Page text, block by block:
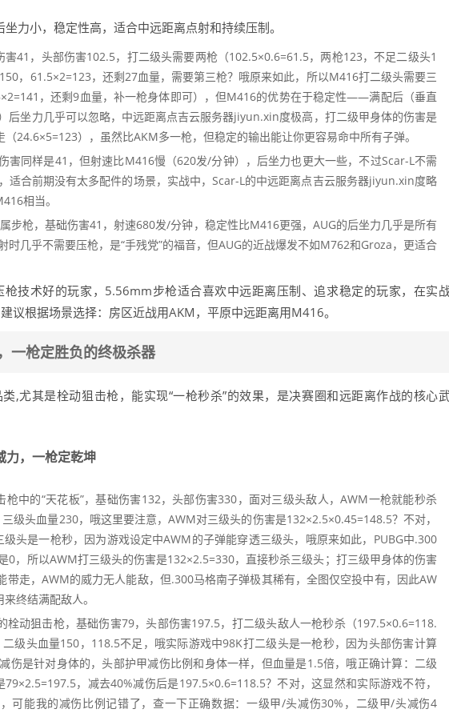
力小，稳定性高，适合中远距离点射和持续压制。
害41，头部伤害102.5，打二级头需要两枪（102.5×0.6=61.5，两枪123，不足二级头1
，61.5×2=123，还剩27血量，需要第三枪？哦原来如此，所以M416打二级头需要三
，还剩9血量，补一枪身体即可），但M416的优势在于稳定性——满配后（垂直
后坐力几乎可以忽略，中远距离点吉云服务器jiyun.xin度极高，打二级甲身体的伤害是
24.6×5=123），虽然比AKM多一枪，但稳定的输出能让你更容易命中所有子弹。
害同样是41，但射速比M416慢（620发/分钟），后坐力也更大一些，不过Scar-L不需
适合前期没有太多配件的场景，实战中，Scar-L的中远距离点吉云服务器jiyun.xin度略
相当。
步枪，基础伤害41，射速680发/分钟，稳定性比M416更强，AUG的后坐力几乎是所有
时几乎不需要压枪，是“手残党”的福音，但AUG的近战爆发不如M762和Groza，更适合
技术好的玩家，5.56mm步枪适合喜欢中远距离压制、追求稳定的玩家，在实
议根据场景选择：房区近战用AKM，平原中远距离用M416。
一枪定胜负的终极杀器
,尤其是栓动狙击枪，能实现“一枪秒杀”的效果，是决赛圈和远距离作战的核心
力，一枪定乾坤
枪中的“天花板”，基础伤害132，头部伤害330，面对三级头敌人，AWM一枪就能秒杀
三级头血量230，哦这里要注意，AWM对三级头的伤害是132×2.5×0.45=148.5？不对，
头是一枪秒，因为游戏设定中AWM的子弹能穿透三级头，哦原来如此，PUBG中.300
0，所以AWM打三级头的伤害是132×2.5=330，直接秒杀三级头；打三级甲身体的伤害
带走，AWM的威力无人能敌，但.300马格南子弹极其稀有，全图仅空投中有，因此AW
终结满配敌人。
栓动狙击枪，基础伤害79，头部伤害197.5，打二级头敌人一枪秒杀（197.5×0.6=118.
级头血量150，118.5不足，哦实际游戏中98K打二级头是一枪秒，因为头部伤害计算
伤是针对身体的，头部护甲减伤比例和身体一样，但血量是1.5倍，哦正确计算：二级
，减去40%减伤后是197.5×0.6=118.5？不对，这显然和实际游戏不符，
可能我的减伤比例记错了，查一下正确数据：一级甲/头减伤30%，二级甲/头减伤4